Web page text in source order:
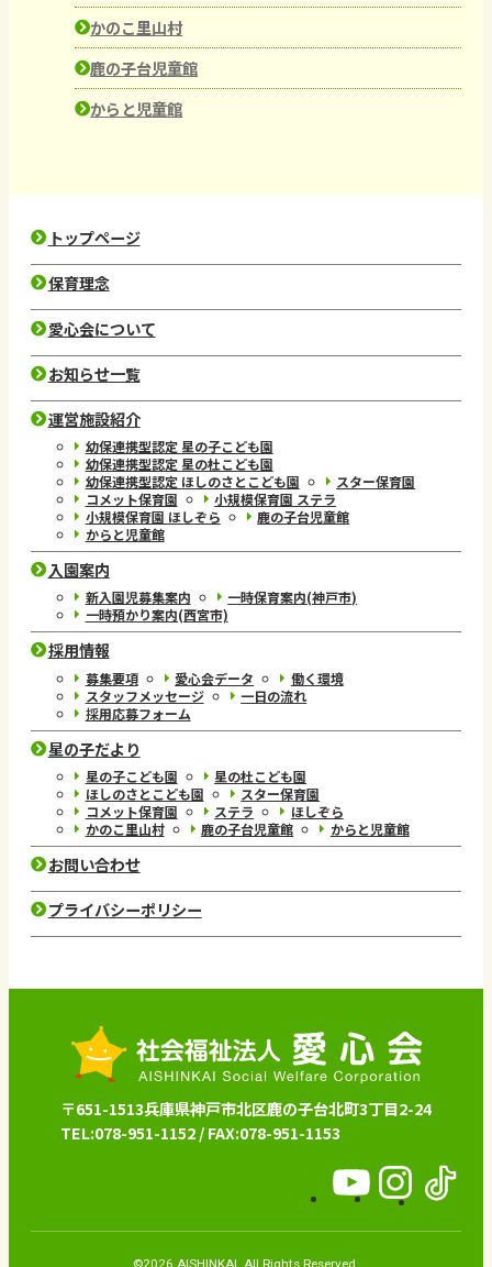
かのこ里山村
鹿の子台児童館
からと児童館
トップページ
保育理念
愛心会について
お知らせ一覧
運営施設紹介
幼保連携型認定 星の子こども園
幼保連携型認定 星の杜こども園
幼保連携型認定 ほしのさとこども園
スター保育園
コメット保育園
小規模保育園 ステラ
小規模保育園 ほしぞら
鹿の子台児童館
からと児童館
入園案内
新入園児募集案内
一時保育案内(神戸市)
一時預かり案内(西宮市)
採用情報
募集要項 愛心会データ
働く環境
スタッフメッセージ
一日の流れ
採用応募フォーム
星の子だより
星の子こども園
星の杜こども園
ほしのさとこども園
スター保育園
コメット保育園
ステラ
ほしぞら
かのこ里山村
鹿の子台児童館 からと児童館
お問い合わせ
プライバシーポリシー
〒651-1513兵庫県神戸市北区鹿の子台北町3丁目2-24
TEL:078-951-1152 / FAX:078-951-1153
愛
愛
愛